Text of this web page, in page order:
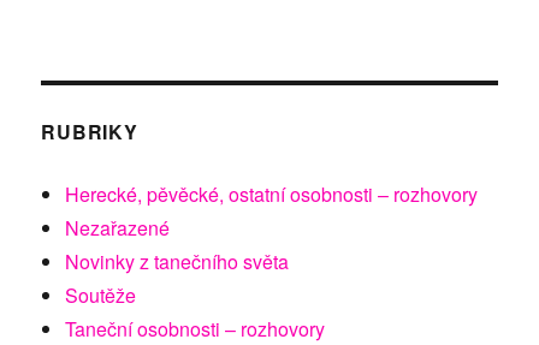
RUBRIKY
Herecké, pěvěcké, ostatní osobnosti – rozhovory
Nezařazené
Novinky z tanečního světa
Soutěže
Taneční osobnosti – rozhovory